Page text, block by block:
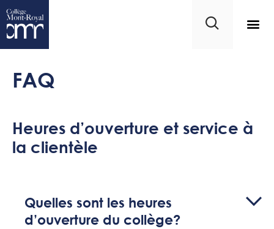
FAQ
Heures d’ouverture et service à
la clientèle
Quelles sont les heures
d’ouverture du collège?